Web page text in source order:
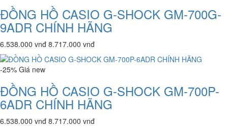
ĐỒNG HỒ CASIO G-SHOCK GM-700G-
9ADR CHÍNH HÃNG
6.538.000 vnđ 8.717.000 vnđ
-25% Giá new
ĐỒNG HỒ CASIO G-SHOCK GM-700P-
6ADR CHÍNH HÃNG
6.538.000 vnđ 8.717.000 vnđ